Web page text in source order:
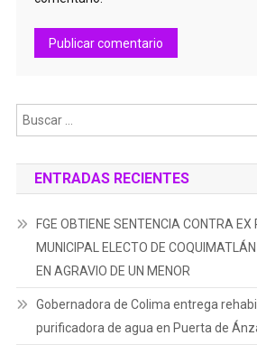
ENTRADAS RECIENTES
FGE OBTIENE SENTENCIA CONTRA EX
MUNICIPAL ELECTO DE
EN AGRAVIO DE UN MENOR
Gobernadora de Colima entrega
purificadora de agua en Puerta de